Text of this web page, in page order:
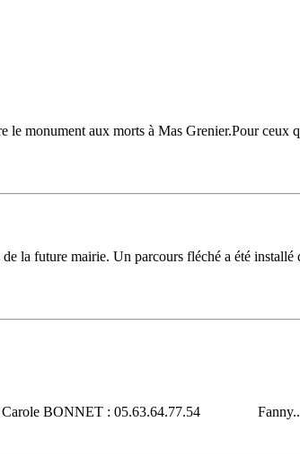
le monument aux morts à Mas Grenier.Pour ceux
la future mairie. Un parcours fléché a été
: Carole BONNET : 05.63.64.77.54